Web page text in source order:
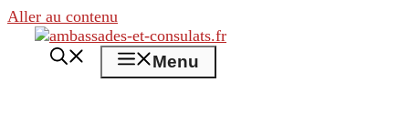
Aller au contenu
Menu